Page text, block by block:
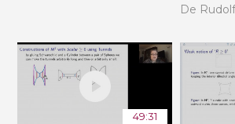
De
49:31